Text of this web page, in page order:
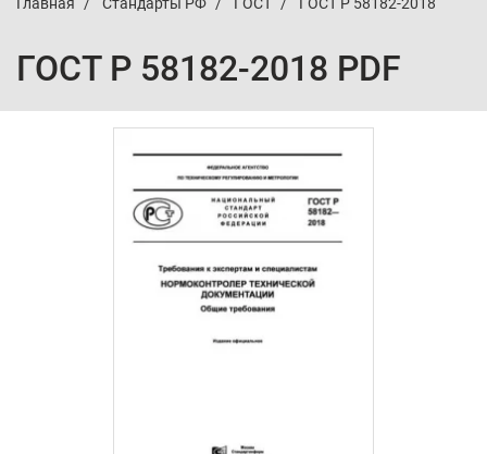
ГОСТ Р 58182-2018 PDF